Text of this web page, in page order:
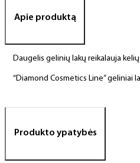
Apie produktą
Daugelis gelinių lakų reikalauja
“Diamond Cosmetics Line”
Produkto ypatybės